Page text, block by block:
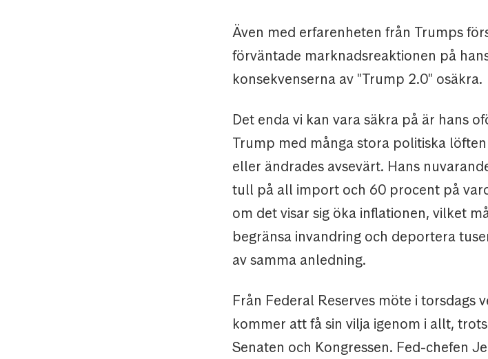
Även med erfarenheten från Trumps
förväntade marknadsreaktionen på
konsekvenserna av "Trump 2.0" osäkra.
Det enda vi kan vara säkra på är hans
Trump med många stora politiska
eller ändrades avsevärt. Hans
tull på all import och 60 procent på
om det visar sig öka inflationen, vilket
begränsa invandring och deportera
av samma anledning.
Från Federal Reserves möte i torsdags
kommer att få sin vilja igenom i allt,
Senaten och Kongressen. Fed-chefen